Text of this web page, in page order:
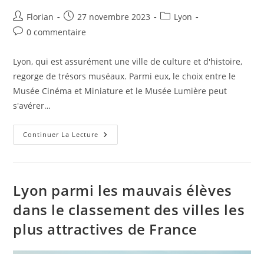
Florian 27 novembre 2023
Lyon
0 commentaire
Lyon, qui est assurément une ville de culture et d'histoire,
regorge de trésors muséaux. Parmi eux, le choix entre le
Musée Cinéma et Miniature et le Musée Lumière peut
s'avérer…
Continuer La Lecture
Lyon parmi les mauvais élèves
dans le classement des villes les
plus attractives de France